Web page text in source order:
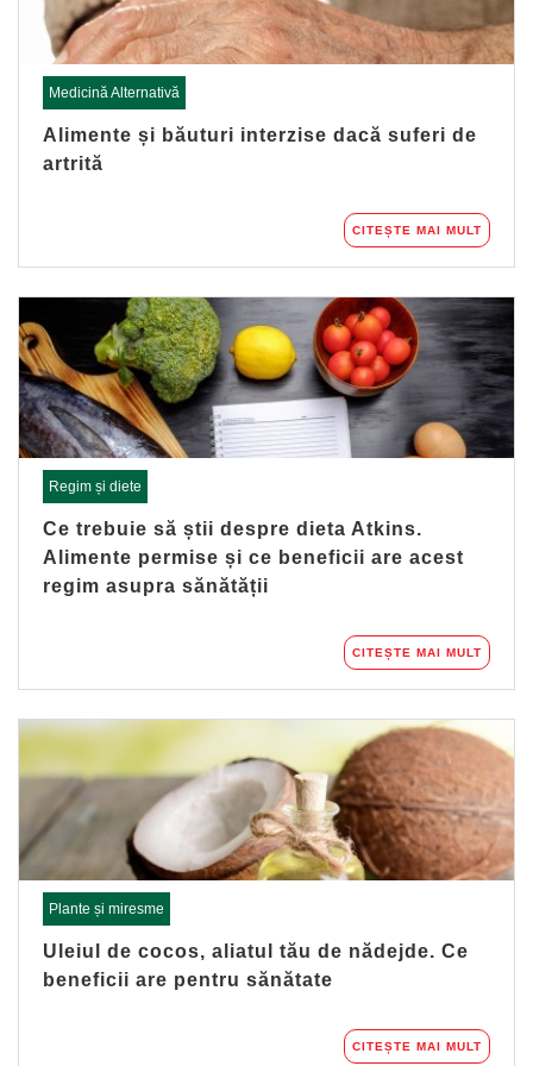
Medicină Alternativă
Alimente și băuturi interzise dacă suferi de
artrită
CITEȘTE MAI MULT
Regim și diete
Ce trebuie să știi despre dieta Atkins.
Alimente permise și ce beneficii are acest
regim asupra sănătății
CITEȘTE MAI MULT
Plante și miresme
Uleiul de cocos, aliatul tău de nădejde. Ce
beneficii are pentru sănătate
CITEȘTE MAI MULT